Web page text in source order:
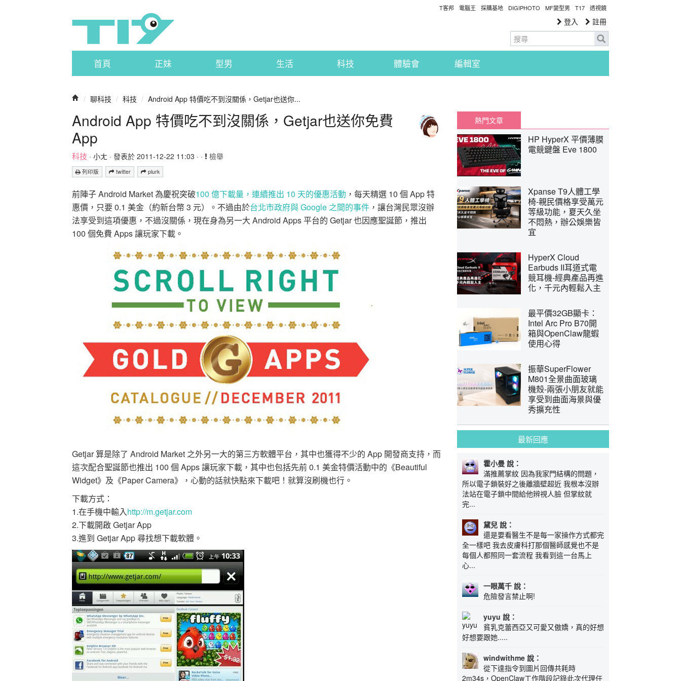
T客邦 電腦王 採購基地 DIGIPHOTO MF變型男 T17 透視鏡
登入 註冊
首頁 正妹 型男 生活 科技 體驗會 編輯室
/ 聊科技 / 科技 / Android App 特價吃不到沒關係，Getjar也送你...
Android App 特價吃不到沒關係，Getjar也送你免費
App
科技 · 小ㄤ · 發表於 2011-12-22 11:03 · · 檢舉
列印版 twitter plurk
前陣子 Android Market 為慶祝突破100 億下載量，連續推出 10 天的優惠活動 ，每天精選 10 個 App 特
惠價，只要 0.1 美金（約新台幣 3 元）。不過由於台北市政府與 Google 之間的事件 ，讓台灣民眾沒辦
法享受到這項優惠，不過沒關係，現在身為另一大 Android Apps 平台的 Getjar 也因應聖誕節，推出
100 個免費 Apps 讓玩家下載。
Getjar 算是除了 Android Market 之外另一大的第三方軟體平台，其中也獲得不少的 App 開發商支持，而
這次配合聖誕節也推出 100 個 Apps 讓玩家下載，其中也包括先前 0.1 美金特價活動中的《Beautiful
Widget》及《Paper Camera》，心動的話就快點來下載吧！就算沒刷機也行。
下載方式：
1.在手機中輸入http://m.getjar.com
2.下載開啟 Getjar App
3.進到 Getjar App 尋找想下載軟體。
熱門文章
HP HyperX 平價薄膜
電競鍵盤 Eve 1800
Xpanse T9人體工學
椅-親民價格享受萬元
等級功能，夏天久坐
不悶熱，辦公娛樂皆
宜
HyperX Cloud
Earbuds II耳道式電
競耳機-經典產品再進
化，千元內輕鬆入主
最平價32GB顯卡：
Intel Arc Pro B70開
箱與OpenClaw龍蝦
使用心得
振華SuperFlower
M801全景曲面玻璃
機殼-兩張小朋友就能
享受到曲面海景與優
秀擴充性
最新回應
霍小曼 說：
滿推薦掌紋 因為我家門結構的問題，
所以電子鎖裝好之後離牆壁超近 我根本沒辦
法站在電子鎖中間給他辨視人臉 但掌紋就
完...
黛兒 說：
還是要看醫生不是每一家操作方式都完
全一樣吧 我去皮膚科打那個醫師感覺也不是
每個人都照同一套流程 我看到這一台馬上
心...
一眼萬千 說：
危險發言禁止啊!
yuyu 說：
貧乳克蕾西亞又可愛又傲嬌，真的好想
好想要跟她.....
windwithme 說：
從下達指令到圖片回傳共耗時
2m34s，OpenClaw工作階段記錄此次代理任